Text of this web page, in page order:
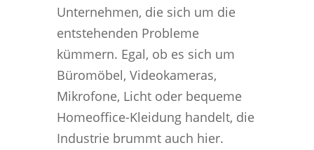
Unternehmen, die sich um die
entstehenden Probleme
kümmern. Egal, ob es sich um
Büromöbel, Videokameras,
Mikrofone, Licht oder bequeme
Homeoffice-Kleidung handelt, die
Industrie brummt auch hier.